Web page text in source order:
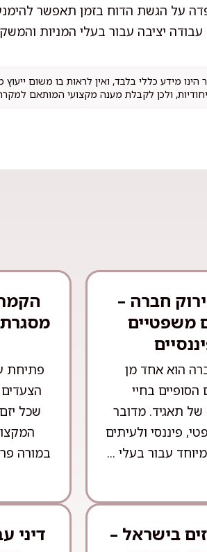
על הגשת הדוח בזמן תאפשר
יציבה עבור בעלי המניות
מידע כללי בלבד, ואין לראות בו משום
ייחודיות, ולכן לקבלת מענה מקצועי המותאם
חברה –
משפטיים
הוא אחד מן
בחיי
תאגיד. מדובר
פיננסי ולעיתים
עבור בעלי ...
מסגרת
פתיחת
שכל
במורה
בישראל –
דיני